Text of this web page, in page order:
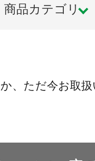
商品カテゴリ
、ただ今お取扱